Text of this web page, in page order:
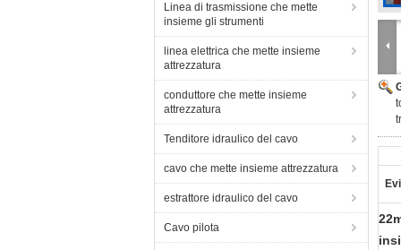
Linea di trasmissione che mette
insieme gli strumenti
linea elettrica che mette insieme
attrezzatura
conduttore che mette insieme
attrezzatura
Tenditore idraulico del cavo
cavo che mette insieme attrezzatura
estrattore idraulico del cavo
Cavo pilota